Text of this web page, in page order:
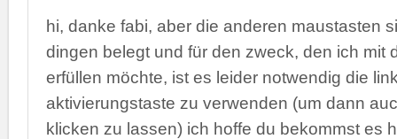
hi, danke fabi, aber die anderen maustasten
dingen belegt und für den zweck, den ich mit
erfüllen möchte, ist es leider notwendig die
aktivierungstaste zu verwenden (um dann
klicken zu lassen) ich hoffe du bekommst es